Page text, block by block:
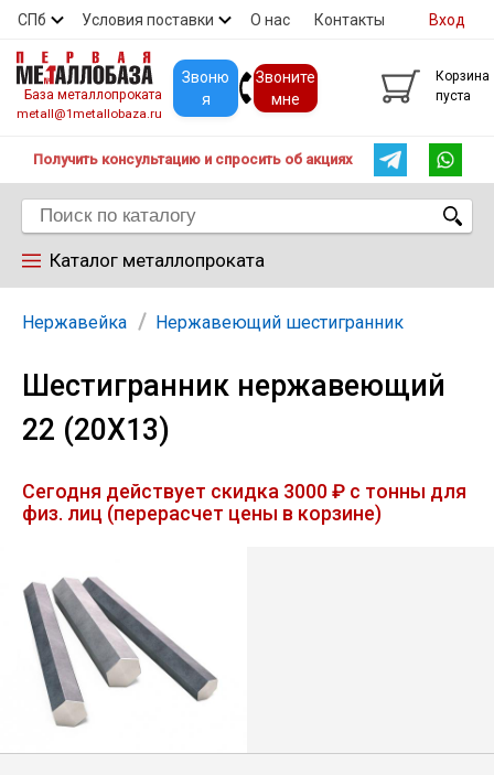
СПб Условия поставки О нас Контакты
Скидки Прайс Покупателям
Вход
База металлопроката
metall@1metallobaza.ru
Звоню
я
Звоните
мне
Корзина
пуста
Получить консультацию и спросить об акциях
Каталог металлопроката
Арматура
Труба профильная
Труба
Лист
Балка
Нержавейка Нержавеющий шестигранник
Шестигранник нержавеющий
22 (20Х13)
Сегодня действует скидка 3000 ₽ с тонны для
физ. лиц (перерасчет цены в корзине)